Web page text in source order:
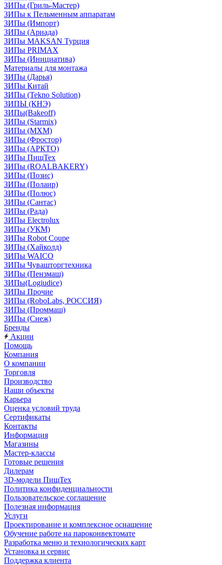
ЗИПы (Гриль-Мастер)
ЗИПы к Пельменным аппаратам
ЗИПы (Импорт)
ЗИПы (Ариада)
ЗИПы MAKSAN Турция
ЗИПы PRIMAX
ЗИПы (Инициатива)
Материалы для монтажа
ЗИПы (Дарья)
ЗИПы Китай
ЗИПы (Tekno Solution)
ЗИПЫ (КНЭ)
ЗИПы(Bakeoff)
ЗИПы (Starmix)
ЗИПы (МХМ)
ЗИПы (Фростор)
ЗИПы (АРКТО)
ЗИПы ПищТех
ЗИПы (ROALBAKERY)
ЗИПы (Позис)
ЗИПы (Полаир)
ЗИПы (Полюс)
ЗИПы (Сантас)
ЗИПы (Рада)
ЗИПы Electrolux
ЗИПы (УКМ)
ЗИПы Robot Coupe
ЗИПы (Хайколд)
ЗИПы WAICO
ЗИПы Чувашторгтехника
ЗИПы (Пензмаш)
ЗИПы(Logiudice)
ЗИПы Прочие
ЗИПы (RoboLabs, РОССИЯ)
ЗИПы (Проммаш)
ЗИПы (Снеж)
Бренды
Акции
Помощь
Компания
О компании
Торговля
Производство
Наши объекты
Карьера
Оценка условий труда
Сертификаты
Контакты
Информация
Магазины
Мастер-классы
Готовые решения
Дилерам
3D-модели ПищТех
Политика конфиденциальности
Пользовательское соглашение
Полезная информация
Услуги
Проектирование и комплексное оснащение
Обучение работе на пароконвектомате
Разработка меню и технологических карт
Установка и сервис
Поддержка клиента